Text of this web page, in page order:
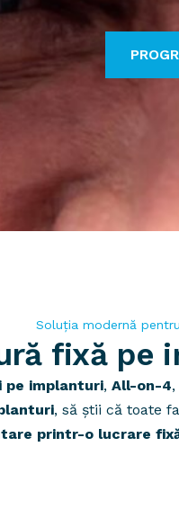
Soluția modernă
fixă pe
pe implanturi, All-on-4,
, să știi că toate
printr-o lucrare